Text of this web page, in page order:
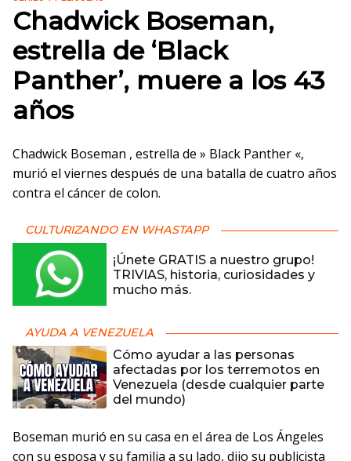
Chadwick Boseman,
estrella de ‘Black
Panther’, muere a los 43
años
Chadwick Boseman , estrella de » Black Panther «,
murió el viernes después de una batalla de cuatro años
contra el cáncer de colon.
CULTURIZANDO EN WHASTAPP
¡Únete GRATIS a nuestro grupo!
TRIVIAS, historia, curiosidades y
mucho más.
AYUDA A VENEZUELA
Cómo ayudar a las personas
afectadas por los terremotos en
Venezuela (desde cualquier parte
del mundo)
Boseman murió en su casa en el área de Los Ángeles
con su esposa y su familia a su lado, dijo su publicista